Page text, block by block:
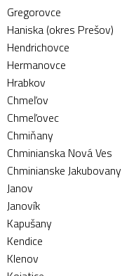
Gregorovce
Haniska (okres Prešov)
Hendrichovce
Hermanovce
Hrabkov
Chmeľov
Chmeľovec
Chmiňany
Chminianska Nová Ves
Chminianske Jakubovany
Janov
Janovík
Kapušany
Kendice
Klenov